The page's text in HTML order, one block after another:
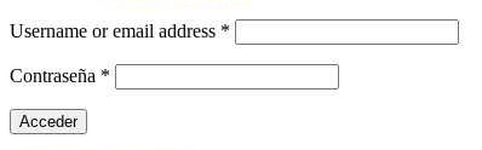
Username or email address *
Contraseña *
Acceder